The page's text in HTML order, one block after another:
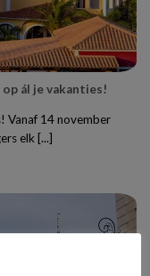
ál je vakanties!
Vanaf 14 november
elk [...]